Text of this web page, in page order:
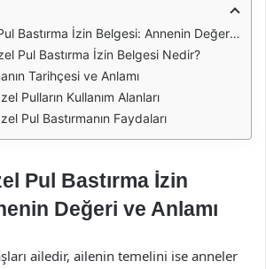
İzin Belgesi: Annenin Değeri ve Anlamı
Pul Bastırma İzin Belgesi Nedir?
Tarihçesi ve Anlamı
Pulların Kullanım Alanları
Pul Bastırmanın Faydaları
Pul Bastırma İzin
Değeri ve Anlamı
ailedir, ailenin temelini ise anneler